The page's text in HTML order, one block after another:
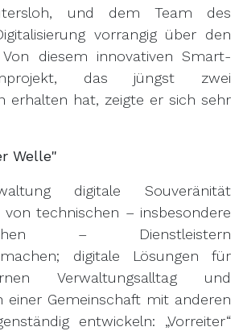
und dem Team des
vorrangig über den
Von diesem innovativen Smart-
das jüngst zwei
erhalten hat, zeigte er sich sehr
Welle"
digitale Souveränität
von technischen – insbesondere
– Dienstleistern
digitale Lösungen für
Verwaltungsalltag und
einer Gemeinschaft mit anderen
entwickeln: „Vorreiter“